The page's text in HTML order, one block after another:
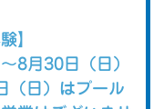
】
8月30日（日）
（日）はプール